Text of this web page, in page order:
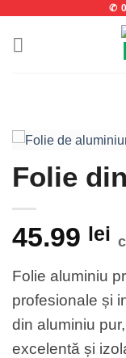
content
✆
Folie
45.99 lei
Folie aluminiu
profesionale și
din aluminiu
excelentă și